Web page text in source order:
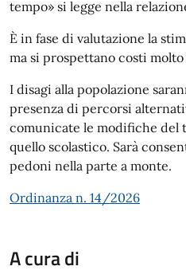
tempo» si legge nella
È in fase di valutazione la
ma si prospettano costi molto
I disagi alla popolazione
presenza di percorsi
comunicate le modifiche del
quello scolastico. Sarà
pedoni nella parte a monte.
Ordinanza n. 14/2026
A cura di